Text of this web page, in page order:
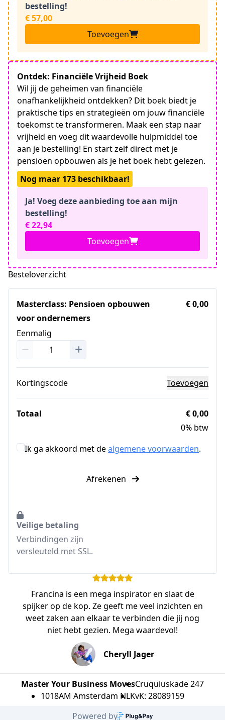
bestelling!
€ 57,00
Toevoegen
Ontdek: Financiële Vrijheid Boek
Wil jij de geheimen van financiële
onafhankelijkheid ontdekken? Dit boek biedt je
praktische tips en strategieën om jouw financiële
toekomst te transformeren. Maak een stap naar
vrijheid en voeg dit waardevolle hulpmiddel toe
aan je bestelling! En start zelf direct met je
pensioen opbouwen als je het boek hebt gelezen.
Nog maar 173 beschikbaar!
Ja! Voeg deze aanbieding toe aan mijn
bestelling!
€ 22,94
Toevoegen
Besteloverzicht
Masterclass: Pensioen opbouwen
voor ondernemers
Eenmalig
€ 0,00
Kortingscode Toevoegen
Totaal
€ 0,00
0% btw
Ik ga akkoord met dealgemene voorwaarden.
Afrekenen
Veilige betaling
Verbindingen zijn
versleuteld met SSL.
Francina is een mega inspirator en slaat de
spijker op de kop. Ze geeft me veel inzichten en
weet zaken aan elkaar te verbinden die jij nog
niet hebt gezien. Mega waardevol!
Cheryll Jager
Master Your Business MovesCruquiuskade 247
1018AM Amsterdam NLKvK: 28089159
Powered by